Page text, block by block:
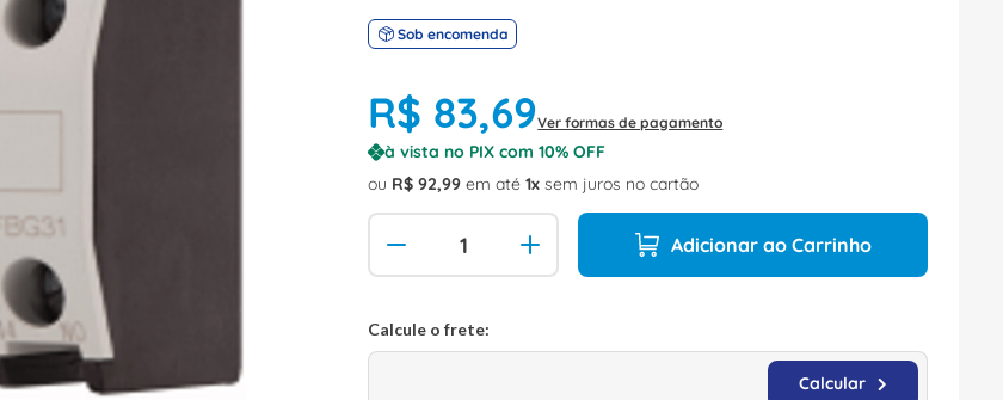
Sob encomenda
R$ 83,69Ver formas de pagamento
à vista no PIX com10% OFF
ou R$ 92,99 em até1 sem juros no cartão
Adicionar ao Carrinho